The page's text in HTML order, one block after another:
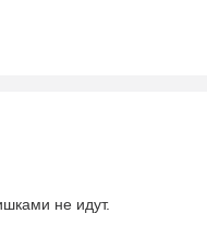
не идут.